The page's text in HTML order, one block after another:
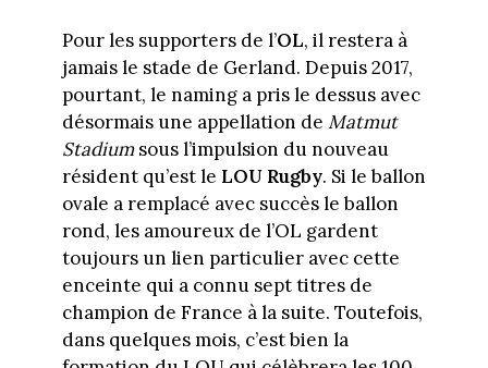
Pour les supporters de l’OL, il restera à
jamais le stade de Gerland. Depuis 2017,
pourtant, le naming a pris le dessus avec
désormais une appellation de Matmut
Stadiumsous l’impulsion du nouveau
résident qu’est le LOU Rugby. Si le ballon
ovale a remplacé avec succès le ballon
rond, les amoureux de l’OL gardent
toujours un lien particulier avec cette
enceinte qui a connu sept titres de
champion de France à la suite. Toutefois,
dans quelques mois, c’est bien la